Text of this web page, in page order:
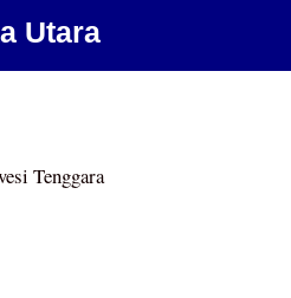
Utara
Tenggara